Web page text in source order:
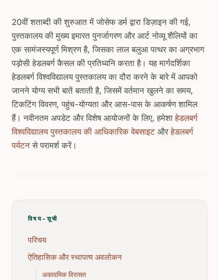
20वीं शताब्दी की शुरुआत में जोसेफ डर्म द्वारा डिज़ाइन की गई,
पुस्तकालय की मुख्य इमारत पुनर्जागरण और आर्ट नोव्यू शैलियों का
एक सामंजस्यपूर्ण मिश्रण है, जिसका लाल बलुआ पत्थर का अग्रभाग
पड़ोसी हेडलबर्ग कैसल की प्रतिध्वनि करता है। यह मार्गदर्शिका
हेडलबर्ग विश्वविद्यालय पुस्तकालय का दौरा करने के बारे में आपको
जानने योग्य सभी बातें बताती है, जिसमें वर्तमान खुलने का समय,
टिकटिंग विवरण, पहुंच-योग्यता और आस-पास के आकर्षण शामिल
हैं। नवीनतम अपडेट और विशेष आयोजनों के लिए, हमेशाहेडलबर्ग
विश्वविद्यालय पुस्तकालय की आधिकारिक वेबसाइट औरहेडलबर्ग
पर्यटन से परामर्श करें।
विषय-सूची
परिचय
ऐतिहासिक और स्थापत्य अवलोकन
अकादमिक विरासत